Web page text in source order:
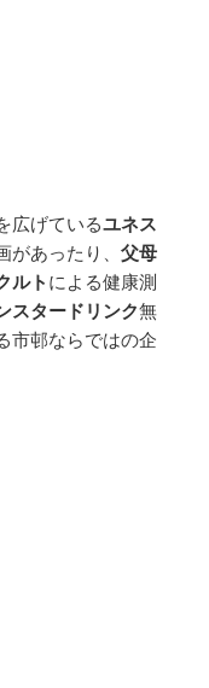
広げているユネス
があったり、 父母
ルト による健康測
スタードリンク無
市邨ならではの企